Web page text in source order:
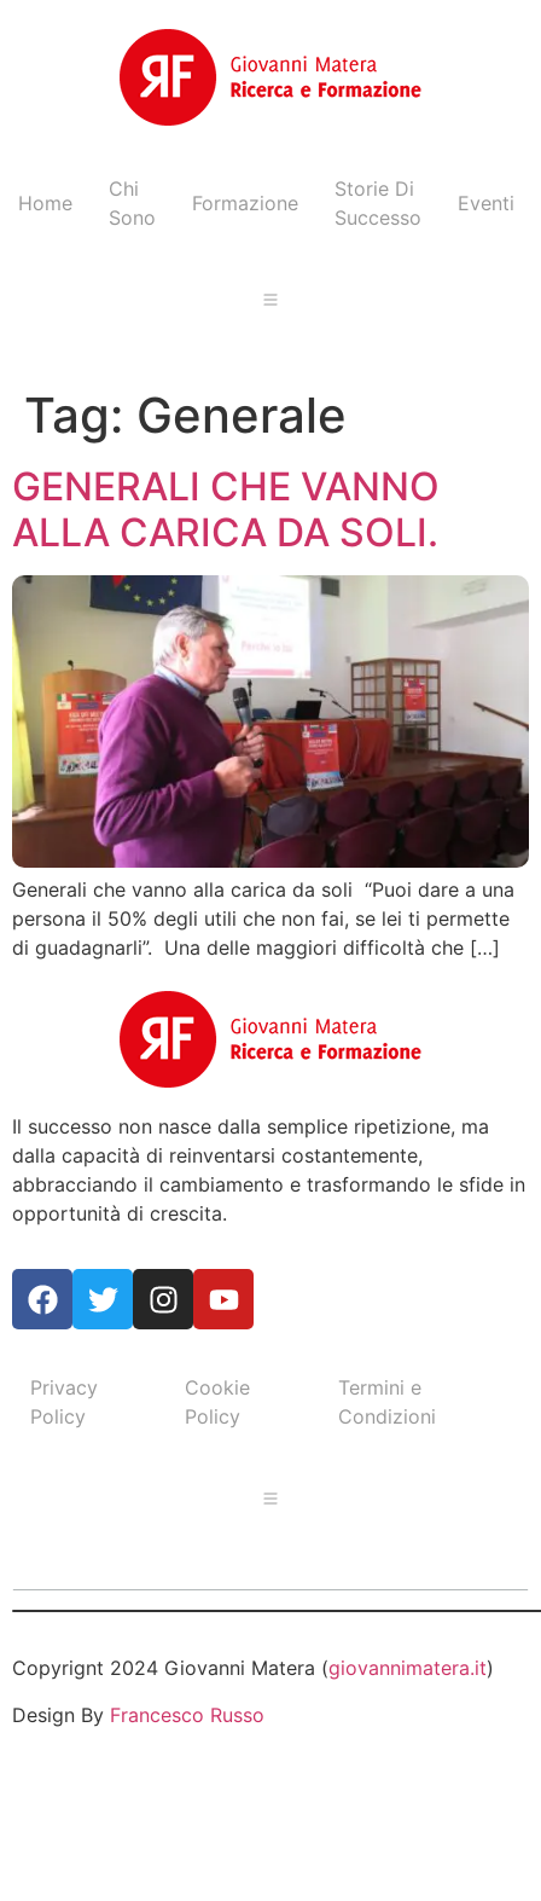
Home
Chi
Sono
Formazione
Storie Di
Successo
Eventi
Tag: Generale
GENERALI CHE VANNO
ALLA CARICA DA SOLI.
Generali che vanno alla carica da soli “Puoi dare a una
persona il 50% degli utili che non fai, se lei ti permette
di guadagnarli”. Una delle maggiori difficoltà che […]
Il successo non nasce dalla semplice ripetizione, ma
dalla capacità di reinventarsi costantemente,
abbracciando il cambiamento e trasformando le sfide in
opportunità di crescita.
Privacy
Policy
Cookie
Policy
Termini e
Condizioni
Copyrignt 2024 Giovanni Matera (giovannimatera.it)
Design By Francesco Russo